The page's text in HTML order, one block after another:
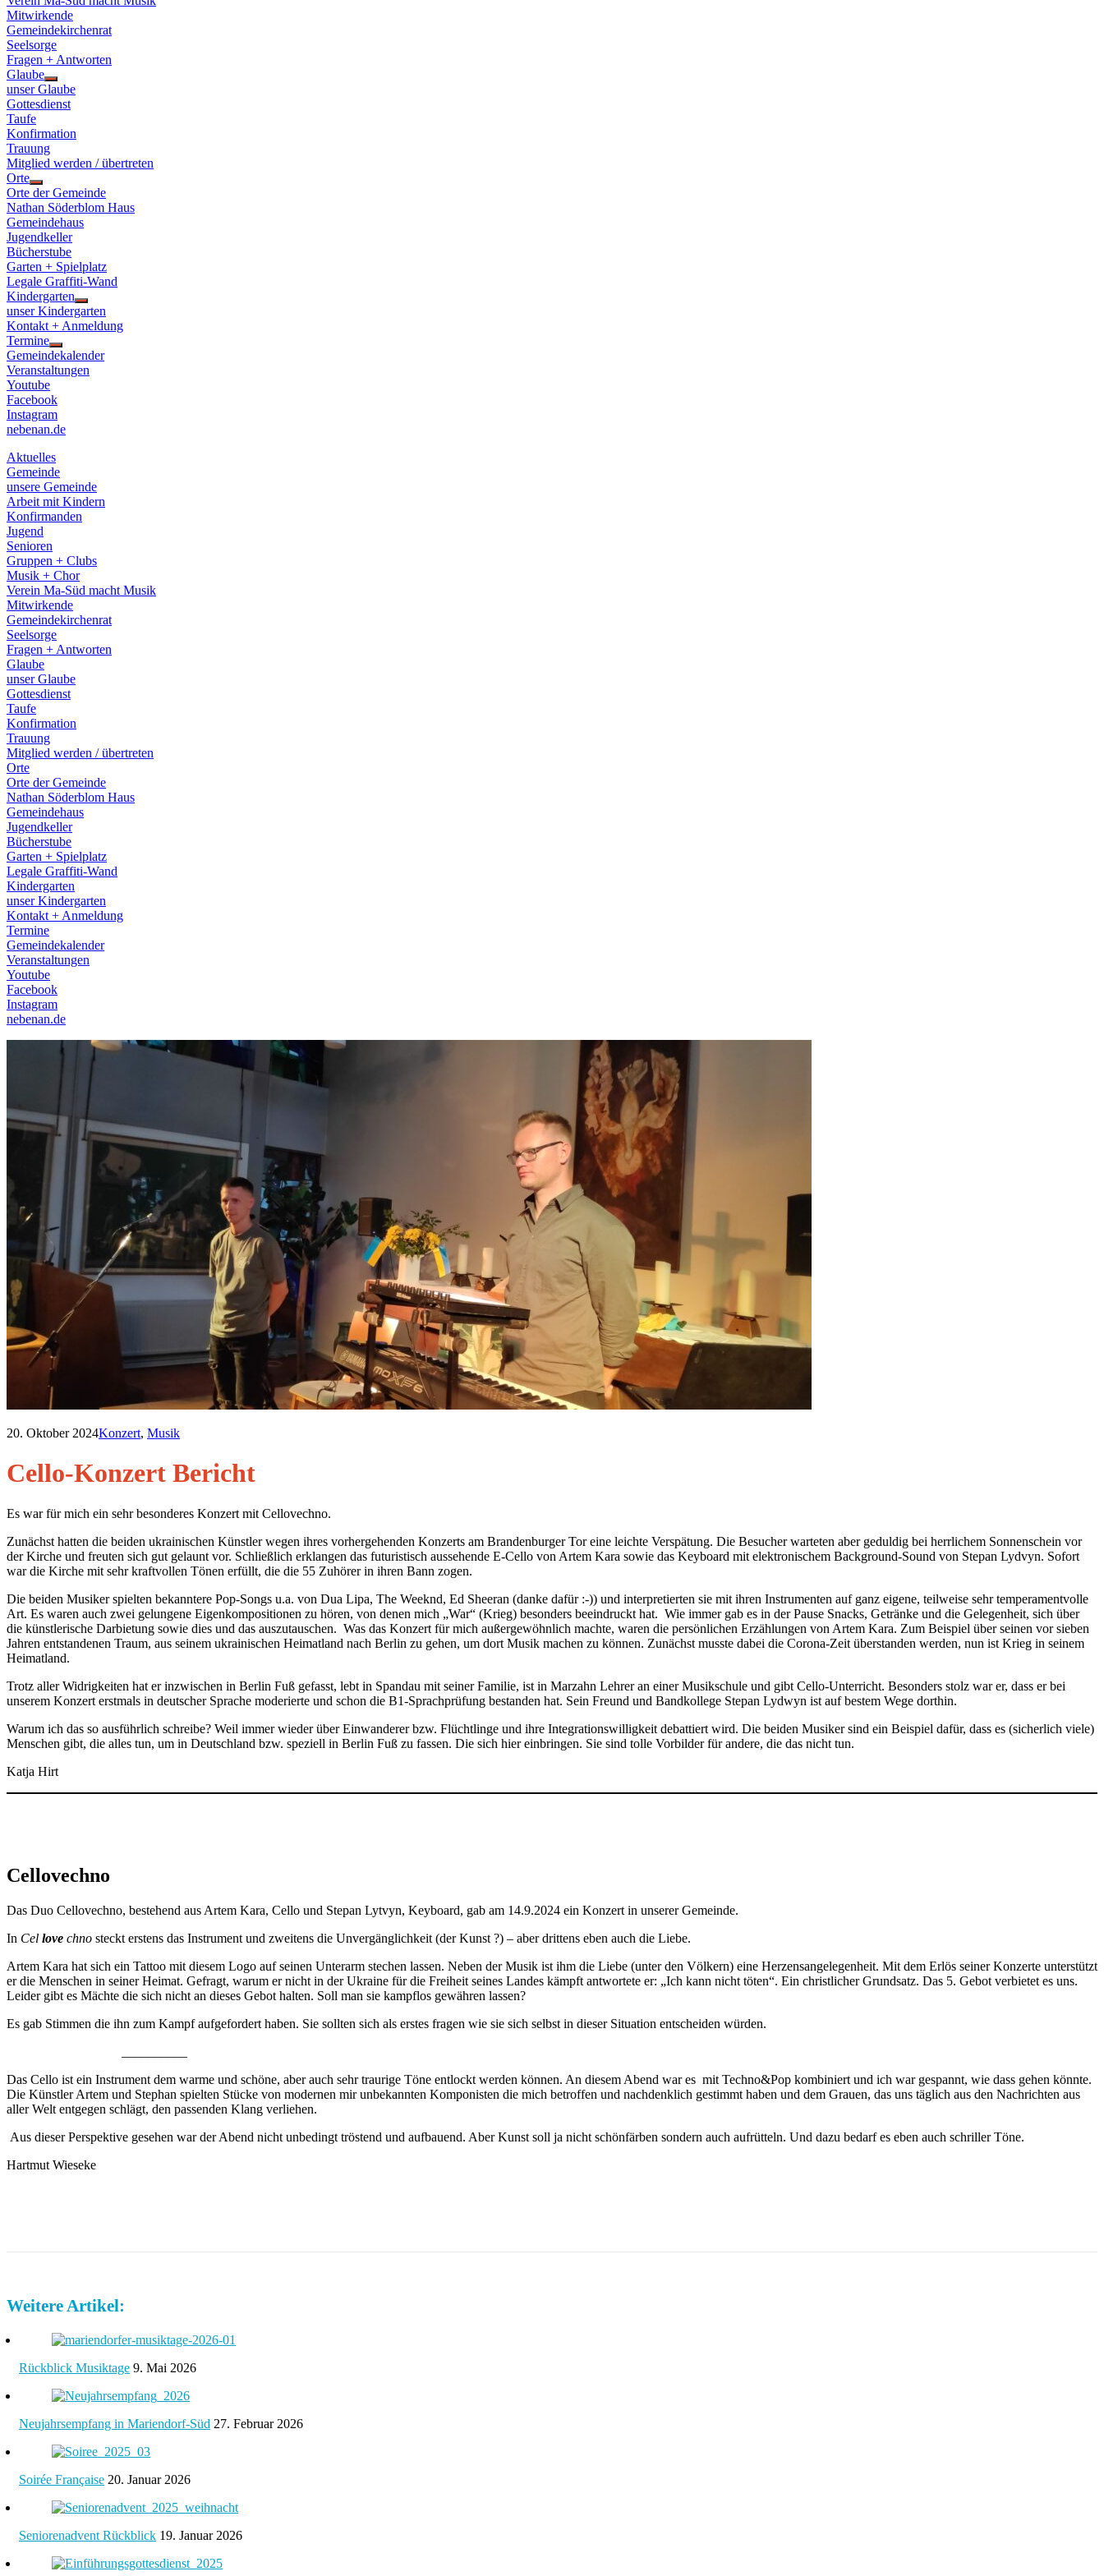
Mitwirkende
Gemeindekirchenrat
Seelsorge
Fragen + Antworten
Glaube
Show
sub
menu
unser Glaube
Gottesdienst
Taufe
Konfirmation
Trauung
Mitglied werden / übertreten
Orte
Show
sub
menu
Orte der Gemeinde
Nathan Söderblom Haus
Gemeindehaus
Jugendkeller
Bücherstube
Garten + Spielplatz
Legale Graffiti-Wand
Kindergarten
Show
sub
menu
unser Kindergarten
Kontakt + Anmeldung
Termine
Show
sub
menu
Gemeindekalender
Veranstaltungen
Youtube
Facebook
Instagram
nebenan.de
Aktuelles
Gemeinde
unsere Gemeinde
Arbeit mit Kindern
Konfirmanden
Jugend
Senioren
Gruppen + Clubs
Musik + Chor
Verein Ma-Süd macht Musik
Mitwirkende
Gemeindekirchenrat
Seelsorge
Fragen + Antworten
Glaube
unser Glaube
Gottesdienst
Taufe
Konfirmation
Trauung
Mitglied werden / übertreten
Orte
Orte der Gemeinde
Nathan Söderblom Haus
Gemeindehaus
Jugendkeller
Bücherstube
Garten + Spielplatz
Legale Graffiti-Wand
Kindergarten
unser Kindergarten
Kontakt + Anmeldung
Termine
Gemeindekalender
Veranstaltungen
Youtube
Facebook
Instagram
nebenan.de
20. Oktober 2024Konzert, Musik
Cello-Konzert Bericht
Es war für mich ein sehr besonderes Konzert mit Cellovechno.
Zunächst hatten die beiden ukrainischen Künstler wegen ihres vorhergehenden Konzerts am Brandenburger Tor eine leichte Verspätung. Die Besucher warteten aber geduldig bei herrlichem Sonnenschein vor
der Kirche und freuten sich gut gelaunt vor. Schließlich erklangen das futuristisch aussehende E-Cello von Artem Kara sowie das Keyboard mit elektronischem Background-Sound von Stepan Lydvyn. Sofort
war die Kirche mit sehr kraftvollen Tönen erfüllt, die die 55 Zuhörer in ihren Bann zogen.
Die beiden Musiker spielten bekanntere Pop-Songs u.a. von Dua Lipa, The Weeknd, Ed Sheeran (danke dafür :-)) und interpretierten sie mit ihren Instrumenten auf ganz eigene, teilweise sehr temperamentvolle
Art. Es waren auch zwei gelungene Eigenkompositionen zu hören, von denen mich „War“ (Krieg) besonders beeindruckt hat. Wie immer gab es in der Pause Snacks, Getränke und die Gelegenheit, sich über
die künstlerische Darbietung sowie dies und das auszutauschen. Was das Konzert für mich außergewöhnlich machte, waren die persönlichen Erzählungen von Artem Kara. Zum Beispiel über seinen vor sieben
Jahren entstandenen Traum, aus seinem ukrainischen Heimatland nach Berlin zu gehen, um dort Musik machen zu können. Zunächst musste dabei die Corona-Zeit überstanden werden, nun ist Krieg in seinem
Heimatland.
Trotz aller Widrigkeiten hat er inzwischen in Berlin Fuß gefasst, lebt in Spandau mit seiner Familie, ist in Marzahn Lehrer an einer Musikschule und gibt Cello-Unterricht. Besonders stolz war er, dass er bei
unserem Konzert erstmals in deutscher Sprache moderierte und schon die B1-Sprachprüfung bestanden hat. Sein Freund und Bandkollege Stepan Lydwyn ist auf bestem Wege dorthin.
Warum ich das so ausführlich schreibe? Weil immer wieder über Einwanderer bzw. Flüchtlinge und ihre Integrationswilligkeit debattiert wird. Die beiden Musiker sind ein Beispiel dafür, dass es (sicherlich viele)
Menschen gibt, die alles tun, um in Deutschland bzw. speziell in Berlin Fuß zu fassen. Die sich hier einbringen. Sie sind tolle Vorbilder für andere, die das nicht tun.
Katja Hirt
Cellovechno
Das Duo Cellovechno, bestehend aus Artem Kara, Cello und Stepan Lytvyn, Keyboard, gab am 14.9.2024 ein Konzert in unserer Gemeinde.
In Cel love chno steckt erstens das Instrument und zweitens die Unvergänglichkeit (der Kunst ?) – aber drittens eben auch die Liebe.
Artem Kara hat sich ein Tattoo mit diesem Logo auf seinen Unterarm stechen lassen. Neben der Musik ist ihm die Liebe (unter den Völkern) eine Herzensangelegenheit. Mit dem Erlös seiner Konzerte unterstützt
er die Menschen in seiner Heimat. Gefragt, warum er nicht in der Ukraine für die Freiheit seines Landes kämpft antwortete er: „Ich kann nicht töten“. Ein christlicher Grundsatz. Das 5. Gebot verbietet es uns.
Leider gibt es Mächte die sich nicht an dieses Gebot halten. Soll man sie kampflos gewähren lassen?
Es gab Stimmen die ihn zum Kampf aufgefordert haben. Sie sollten sich als erstes fragen wie sie sich selbst in dieser Situation entscheiden würden.
Das Cello ist ein Instrument dem warme und schöne, aber auch sehr traurige Töne entlockt werden können. An diesem Abend war es mit Techno&Pop kombiniert und ich war gespannt, wie dass gehen könnte.
Die Künstler Artem und Stephan spielten Stücke von modernen mir unbekannten Komponisten die mich betroffen und nachdenklich gestimmt haben und dem Grauen, das uns täglich aus den Nachrichten aus
aller Welt entgegen schlägt, den passenden Klang verliehen.
Aus dieser Perspektive gesehen war der Abend nicht unbedingt tröstend und aufbauend. Aber Kunst soll ja nicht schönfärben sondern auch aufrütteln. Und dazu bedarf es eben auch schriller Töne.
Hartmut Wieseke
Weitere Artikel:
Rückblick Musiktage 9. Mai 2026
Neujahrsempfang in Mariendorf-Süd 27. Februar 2026
Soirée Française 20. Januar 2026
Seniorenadvent Rückblick 19. Januar 2026